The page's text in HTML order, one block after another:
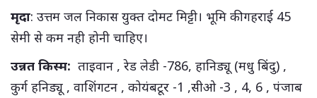
मृदा: उत्तम जल निकास युक्त दोमट मिट्टी। भूमि की गहराई 45
सेमी से कम नही होनी चाहिए।
उन्नत किस्म: ताइवान , रेड लेडी -786, हानिड्यू (मधु बिंदु) ,
कुर्ग हनिड्यू , वाशिंगटन , कोयंबटूर -1 ,सीओ -3 , 4, 6 , पंजाब